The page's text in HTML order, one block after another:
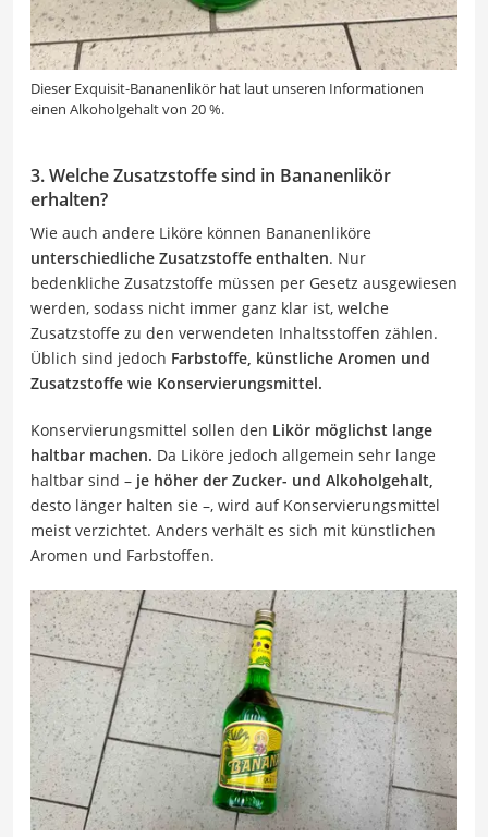
Dieser Exquisit-Bananenlikör hat laut unseren Informationen
einen Alkoholgehalt von 20 %.
3. Welche Zusatzstoffe sind in Bananenlikör
erhalten?
Wie auch andere Liköre können Bananenliköre
unterschiedliche Zusatzstoffe enthalten. Nur
bedenkliche Zusatzstoffe müssen per Gesetz ausgewiesen
werden, sodass nicht immer ganz klar ist, welche
Zusatzstoffe zu den verwendeten Inhaltsstoffen zählen.
Üblich sind jedoch Farbstoffe, künstliche Aromen und
Zusatzstoffe wie Konservierungsmittel.
Konservierungsmittel sollen den Likör möglichst lange
haltbar machen. Da Liköre jedoch allgemein sehr lange
haltbar sind – je höher der Zucker- und Alkoholgehalt,
desto länger halten sie –, wird auf Konservierungsmittel
meist verzichtet. Anders verhält es sich mit künstlichen
Aromen und Farbstoffen.